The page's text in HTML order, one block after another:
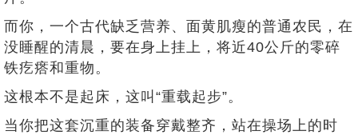
而你，一个古代缺乏营养、面黄肌瘦的普通农民，在
没睡醒的清晨，要在身上挂上，将近40公斤的零碎
铁疙瘩和重物。
这根本不是起床，这叫“重载起步”。
当你把这套沉重的装备穿戴整齐，站在操场上的时